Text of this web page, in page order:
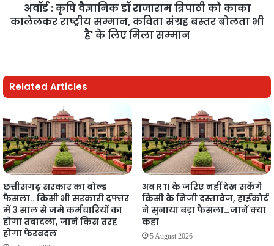
अवॉर्ड : कृषि वैज्ञानिक डॉ राजाराम त्रिपाठी को काका
कालेलकर राष्ट्रीय सम्मान, कविता संग्रह बस्तर बोलता भी
है' के लिए मिला सम्मान
Related Articles
छत्तीसगढ़ सरकार का बोल्ड
फैसला.. किसी भी सरकारी दफ्तर
में 3 साल से जमे कर्मचारियों का
होगा तबादला, जानें किस तरह
होगा फेरबदल
अब RTI के जरिए नहीं देख सकेंगे
किसी के निजी दस्तावेज, हाईकोर्ट
ने सुनाया बड़ा फैसला…जानें क्या
कहा
5 August 2026